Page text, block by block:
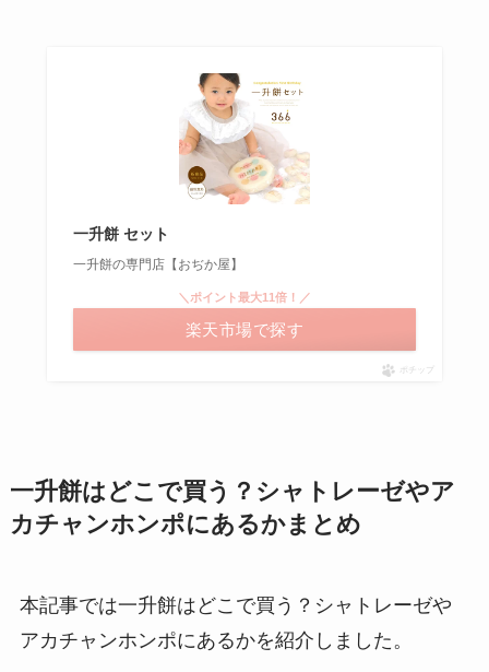
一升餅 セット
一升餅の専門店【おぢか屋】
＼ポイント最大11倍！／
楽天市場で探す
ポチップ
一升餅はどこで買う？シャトレーゼやア
カチャンホンポにあるかまとめ
本記事では一升餅はどこで買う？シャトレーゼや
アカチャンホンポにあるかを紹介しました。